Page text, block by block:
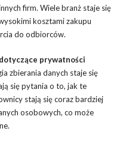
firm. Wiele branż staje się
kosztami zakupu
do odbiorców.
prywatności
zbierania danych staje się
się pytania o to, jak te
stają się coraz bardziej
osobowych, co może